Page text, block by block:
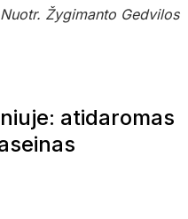
Žygimanto Gedvilos
atidaromas